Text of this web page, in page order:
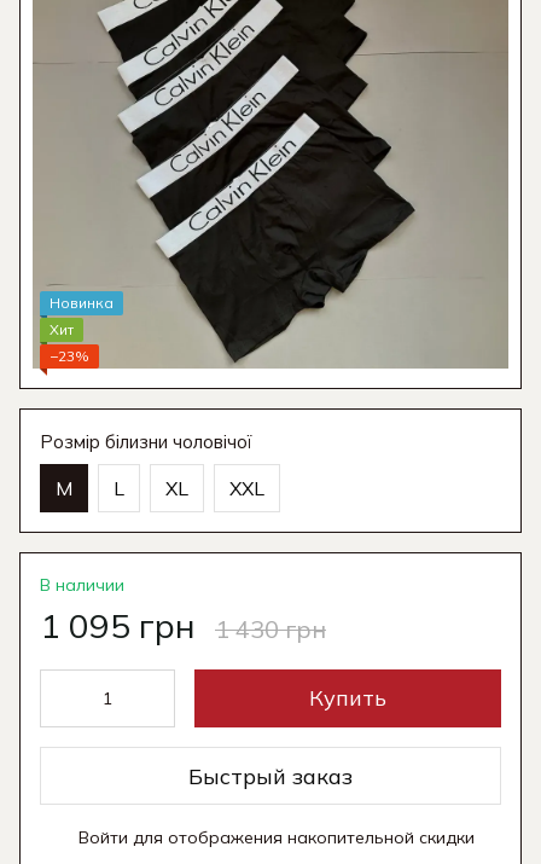
Новинка
Хит
−23%
Розмір білизни чоловічої
M L XL XXL
В наличии
1 095 грн 1 430 грн
Купить
Быстрый заказ
Войти для отображения накопительной скидки